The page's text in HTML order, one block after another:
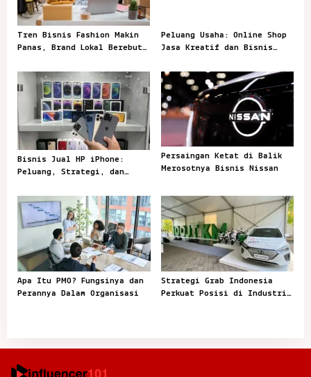
n
Tren Bisnis Fashion Makin
Panas, Brand Lokal Berebut
Peluang Usaha: Online Shop
Jasa Kreatif dan Bisnis
Bisnis Jual HP iPhone:
Peluang, Strategi, dan
Persaingan Ketat di Balik
Merosotnya Bisnis Nissan
Apa Itu PMO? Fungsinya dan
Perannya Dalam Organisasi
Strategi Grab Indonesia
Perkuat Posisi di Industri